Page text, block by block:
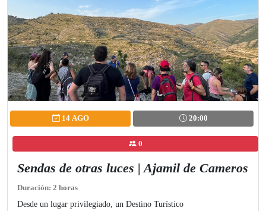
14 AGO 20:00
0
Sendas de otras luces | Ajamil de Cameros
Duración: 2 horas
Desde un lugar privilegiado, un Destino Turístico